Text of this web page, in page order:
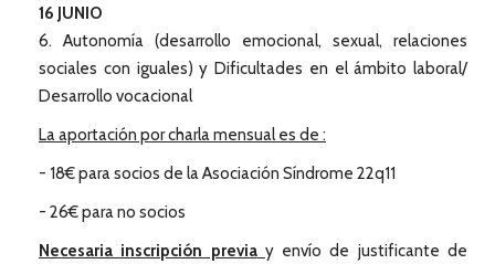
16 JUNIO
6. Autonomía (desarrollo emocional, sexual, relaciones
sociales con iguales) y Dificultades en el ámbito laboral/
Desarrollo vocacional
La aportación por charla mensual es de :
- 18€ para socios de la Asociación Síndrome 22q11
- 26€ para no socios
Necesaria inscripción previa y envío de justificante de